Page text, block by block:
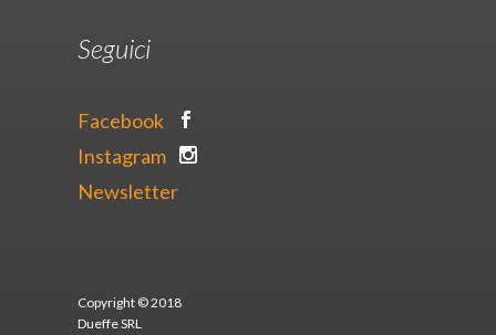
Seguici
Facebook
Instagram
Newsletter
Copyright © 2018
Dueffe SRL